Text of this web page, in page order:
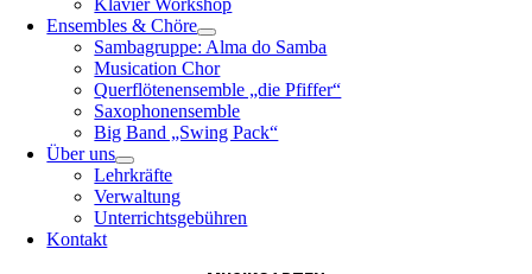
Klavier Workshop
Ensembles & Chöre
Sambagruppe: Alma do Samba
Musication Chor
Querflötenensemble „die Pfiffer“
Saxophonensemble
Big Band „Swing Pack“
Über uns
Lehrkräfte
Verwaltung
Unterrichtsgebühren
Kontakt